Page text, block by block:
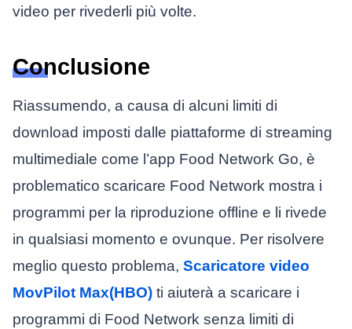
video per rivederli più volte.
Conclusione
Riassumendo, a causa di alcuni limiti di
download imposti dalle piattaforme di streaming
multimediale come l’app Food Network Go, è
problematico scaricare Food Network mostra i
programmi per la riproduzione offline e li rivede
in qualsiasi momento e ovunque. Per risolvere
meglio questo problema, Scaricatore video
MovPilot Max(HBO)ti aiuterà a scaricare i
programmi di Food Network senza limiti di